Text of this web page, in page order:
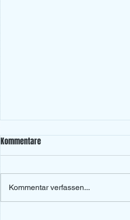
Kommentare
Kommentar verfassen...